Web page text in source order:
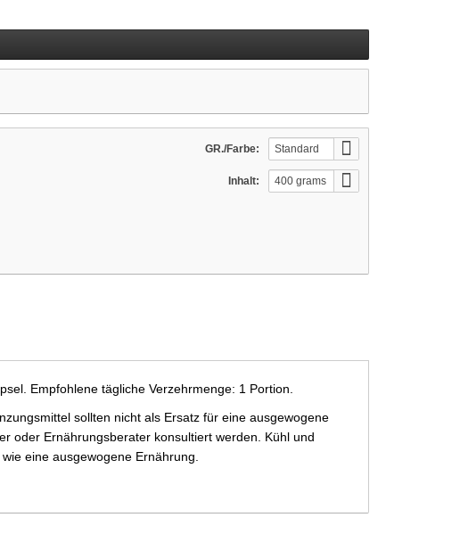
GR./Farbe: Standard
Inhalt: 400 grams
Empfohlene tägliche Verzehrmenge: 1 Portion.
sollten nicht als Ersatz für eine ausgewogene
oder Ernährungsberater konsultiert werden. Kühl und
eine ausgewogene Ernährung.